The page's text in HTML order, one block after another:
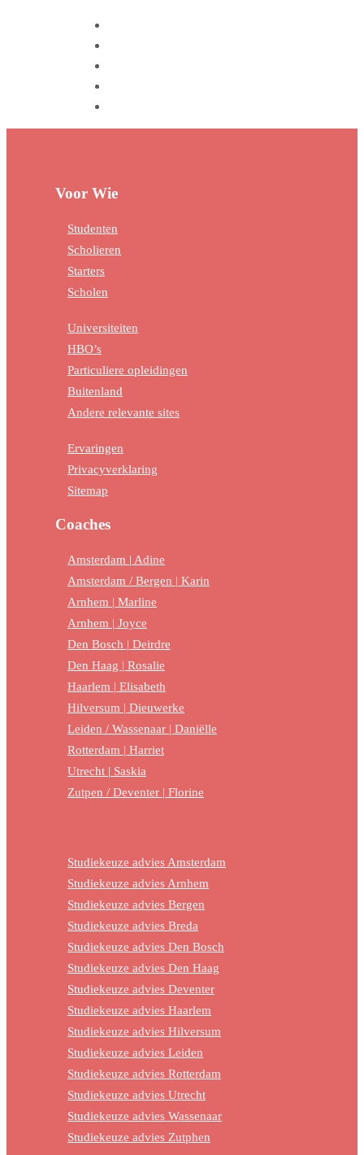
Voor Wie
Studenten
Scholieren
Starters
Scholen
Universiteiten
HBO’s
Particuliere opleidingen
Buitenland
Andere relevante sites
Ervaringen
Privacyverklaring
Sitemap
Coaches
Amsterdam | Adine
Amsterdam / Bergen | Karin
Arnhem | Marline
Arnhem | Joyce
Den Bosch | Deirdre
Den Haag | Rosalie
Haarlem | Elisabeth
Hilversum | Dieuwerke
Leiden / Wassenaar | Daniëlle
Rotterdam | Harriet
Utrecht | Saskia
Zutpen / Deventer | Florine
Studiekeuze advies Amsterdam
Studiekeuze advies Arnhem
Studiekeuze advies Bergen
Studiekeuze advies Breda
Studiekeuze advies Den Bosch
Studiekeuze advies Den Haag
Studiekeuze advies Deventer
Studiekeuze advies Haarlem
Studiekeuze advies Hilversum
Studiekeuze advies Leiden
Studiekeuze advies Rotterdam
Studiekeuze advies Utrecht
Studiekeuze advies Wassenaar
Studiekeuze advies Zutphen